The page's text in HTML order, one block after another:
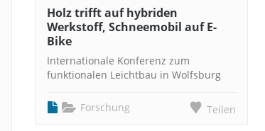
Holz trifft auf hybriden
Werkstoff, Schneemobil auf E-
Bike
Internationale Konferenz zum
funktionalen Leichtbau in Wolfsburg
Forschung Teilen